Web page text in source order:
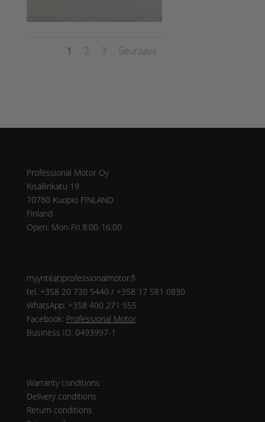
1 2 3 Seuraava
Professional Motor Oy
Kisällinkatu 19
70780 Kuopio FINLAND
Finland
Open: Mon-Fri 8:00-16:00
myynti(at)professionalmotor.fi
tel. +358 20 730 5440 / +358 17 581 0830
WhatsApp: +358 400 271 555
Facebook: Professional Motor
Business ID: 0493997-1
Warranty conditions
Delivery conditions
Return conditions